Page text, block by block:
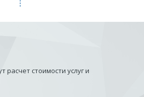
стоимости услуг и